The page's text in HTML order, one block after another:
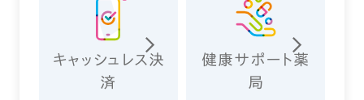
キャッシュレス決
済
健康サポート薬
局